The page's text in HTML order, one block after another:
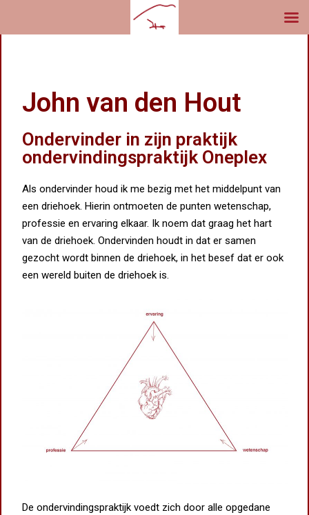
John van den Hout
Ondervinder in zijn praktijk
ondervindingspraktijk Oneplex
Als ondervinder houd ik me bezig met het middelpunt van
een driehoek. Hierin ontmoeten de punten wetenschap,
professie en ervaring elkaar. Ik noem dat graag het hart
van de driehoek. Ondervinden houdt in dat er samen
gezocht wordt binnen de driehoek, in het besef dat er ook
een wereld buiten de driehoek is.
De ondervindingspraktijk voedt zich door alle opgedane